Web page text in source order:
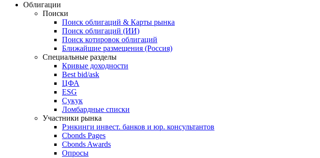
Облигации
Поиски
Поиск облигаций & Карты рынка
Поиск облигаций (ИИ)
Поиск котировок облигаций
Ближайшие размещения (Россия)
Специальные разделы
Кривые доходности
Best bid/ask
ЦФА
ESG
Сукук
Ломбардные списки
Участники рынка
Рэнкинги инвест. банков и юр. консультантов
Cbonds Pages
Cbonds Awards
Опросы